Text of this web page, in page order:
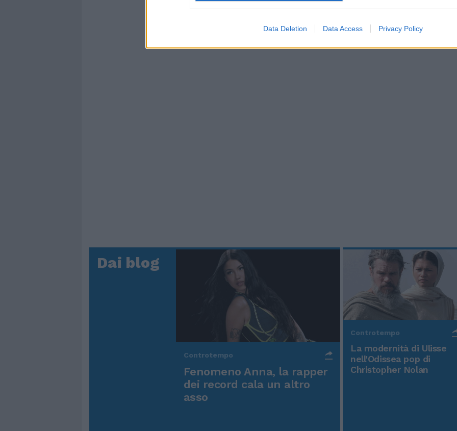
Data Deletion Data Access Privacy Policy
Dai blog
Controtempo
Fenomeno Anna, la rapper
dei record cala un altro
asso
Controtempo
La modernità di Ulisse
nell'Odissea pop di
Christopher Nolan